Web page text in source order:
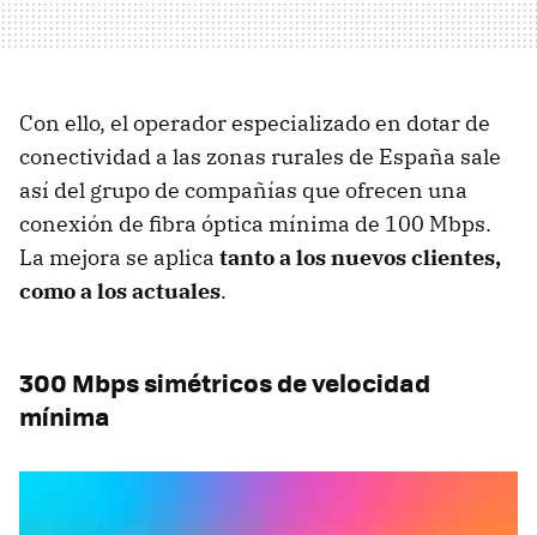
Con ello, el operador especializado en dotar de
conectividad a las zonas rurales de España sale
así del grupo de compañías que ofrecen una
conexión de fibra óptica mínima de 100 Mbps.
La mejora se aplica tanto a los nuevos clientes,
como a los actuales.
300 Mbps simétricos de velocidad
mínima